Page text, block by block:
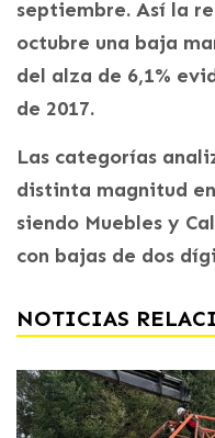
septiembre. Así la
octubre una baja
del alza de 6,1%
de 2017.
Las categorías
distinta magnitud
siendo Muebles y
con bajas de dos
NOTICIAS